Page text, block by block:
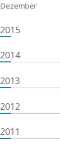
Dezember
2015
2014
2013
2012
2011